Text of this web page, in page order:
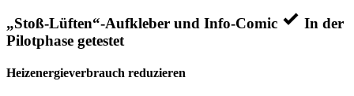
„Stoß-Lüften“-Aufkleber und Info-Comic
In der
Pilotphase getestet
Heizenergieverbrauch reduzieren